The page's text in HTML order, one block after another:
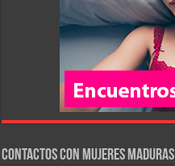
Contactos con Mujeres Maduras